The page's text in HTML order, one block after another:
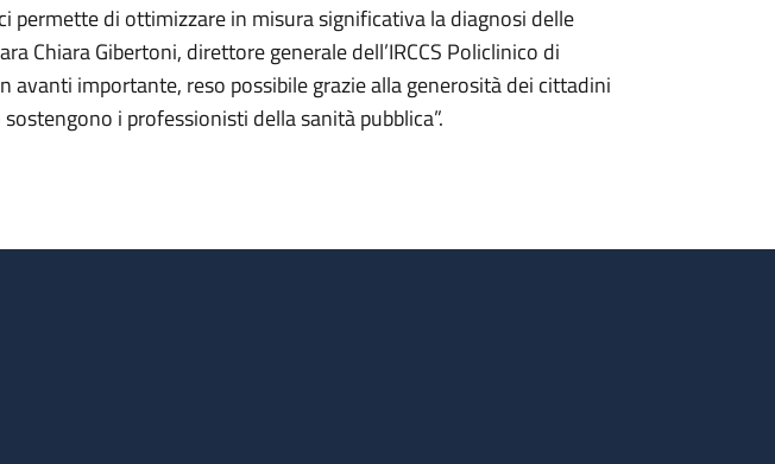
permette di ottimizzare in misura significativa la diagnosi delle
Chiara Gibertoni, direttore generale dell’IRCCS Policlinico di
avanti importante, reso possibile grazie alla generosità dei cittadini
i professionisti della sanità pubblica”.